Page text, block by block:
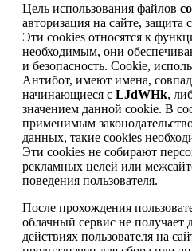
Цель использования файлов
авторизация на сайте, защита
Эти cookies относятся к
необходимым, они
и безопасность. Cookie,
Антибот, имеют имена,
начинающиеся с LJdWHk,
значением данной cookie. В
применимым
данных, такие cookies
Эти cookies не собирают
рекламных целей или
поведения пользователя.
После прохождения
облачный сервис не
действиях пользователя на